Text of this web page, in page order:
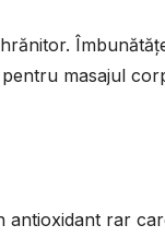
masajul
antioxidant rar